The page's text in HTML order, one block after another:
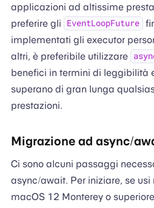
applicazioni ad altissime
preferire gli
EventLoopFuture
implementati gli executor
altri, è preferibile utilizzare
benefici in termini di leggibilità
superano di gran lunga
prestazioni.
Migrazione ad async/
Ci sono alcuni passaggi
async/await. Per iniziare, se usi
macOS 12 Monterey o